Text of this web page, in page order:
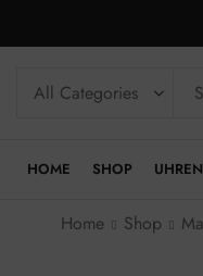
HOME SHOP UHREN
Home Shop